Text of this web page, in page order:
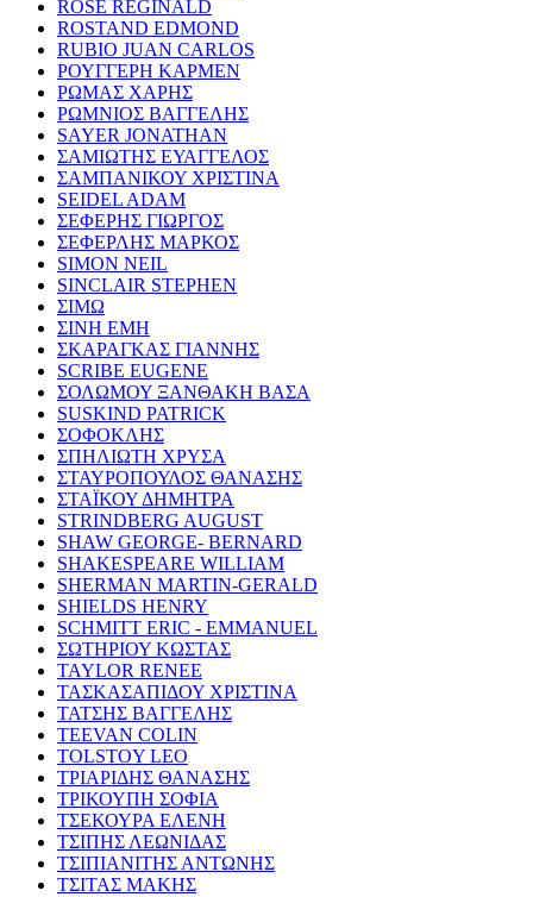
ROSE REGINALD
ROSTAND EDMOND
RUBIO JUAN CARLOS
ΡΟΥΓΓΕΡΗ ΚΑΡΜΕΝ
ΡΩΜΑΣ ΧΑΡΗΣ
ΡΩΜΝΙΟΣ ΒΑΓΓΕΛΗΣ
SAYER JONATHAN
ΣΑΜΙΩΤΗΣ ΕΥΑΓΓΕΛΟΣ
ΣΑΜΠΑΝΙΚΟΥ ΧΡΙΣΤΙΝΑ
SEIDEL ADAM
ΣΕΦΕΡΗΣ ΓΙΩΡΓΟΣ
ΣΕΦΕΡΛΗΣ ΜΑΡΚΟΣ
SIMON NEIL
SINCLAIR STEPHEN
ΣΙΜΩ
ΣΙΝΗ ΕΜΗ
ΣΚΑΡΑΓΚΑΣ ΓΙΑΝΝΗΣ
SCRIBE EUGENE
ΣΟΛΩΜΟΥ ΞΑΝΘΑΚΗ ΒΑΣΑ
SUSKIND PATRICK
ΣΟΦΟΚΛΗΣ
ΣΠΗΛΙΩΤΗ ΧΡΥΣΑ
ΣΤΑΥΡΟΠΟΥΛΟΣ ΘΑΝΑΣΗΣ
ΣΤΑΪΚΟΥ ΔΗΜΗΤΡΑ
STRINDBERG AUGUST
SHAW GEORGE- BERNARD
SHAKESPEARE WILLIAM
SHERMAN MARTIN-GERALD
SHIELDS HENRY
SCHMITT ERIC - EMMANUEL
ΣΩΤΗΡΙΟΥ ΚΩΣΤΑΣ
TAYLOR RENEE
ΤΑΣΚΑΣΑΠΙΔΟΥ ΧΡΙΣΤΙΝΑ
ΤΑΤΣΗΣ ΒΑΓΓΕΛΗΣ
TEEVAN COLIN
TOLSTOY LEO
ΤΡΙΑΡΙΔΗΣ ΘΑΝΑΣΗΣ
ΤΡΙΚΟΥΠΗ ΣΟΦΙΑ
ΤΣΕΚΟΥΡΑ ΕΛΕΝΗ
ΤΣΙΠΗΣ ΛΕΩΝΙΔΑΣ
ΤΣΙΠΙΑΝΙΤΗΣ ΑΝΤΩΝΗΣ
ΤΣΙΤΑΣ ΜΑΚΗΣ